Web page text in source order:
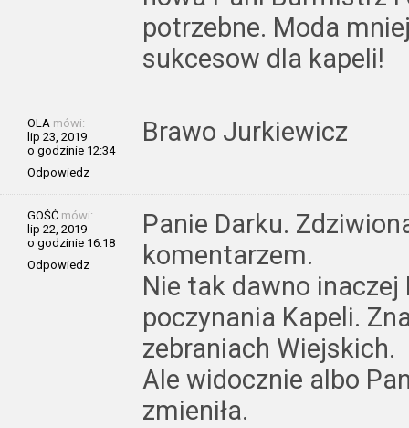
potrzebne. Moda
sukcesow dla kapeli!
OLA mówi:
lip 23, 2019
o godzinie 12:34
Odpowiedz
Brawo Jurkiewicz
GOŚĆ mówi:
lip 22, 2019
o godzinie 16:18
Odpowiedz
Panie Darku.
komentarzem.
Nie tak dawno inaczej
poczynania Kapeli.
zebraniach Wiejskich.
Ale widocznie albo
zmieniła.